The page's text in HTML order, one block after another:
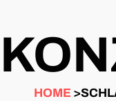
HOME